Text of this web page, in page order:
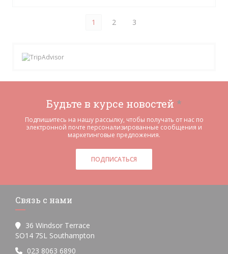
1 2 3
Будьте в курсе новостей *
Подпишитесь на нашу рассылку, чтобы получать от нас по
электронной почте персонализированные сообщения и
маркетинговые предложения.
ПОДПИСАТЬСЯ
Связь с нами
36 Windsor Terrace
SO14 7SL Southampton
023 8063 6890